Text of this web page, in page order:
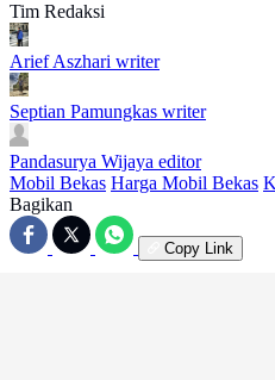
Tim Redaksi
Arief Aszhari writer
Septian Pamungkas writer
Pandasurya Wijaya editor
Mobil Bekas Harga Mobil Bekas
Bagikan
Copy Link